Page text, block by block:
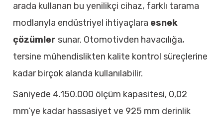
arada kullanan bu yenilikçi cihaz, farklı tarama
modlarıyla endüstriyel ihtiyaçlara esnek
çözümler sunar. Otomotivden havacılığa,
tersine mühendislikten kalite kontrol süreçlerine
kadar birçok alanda kullanılabilir.
Saniyede 4.150.000 ölçüm kapasitesi, 0,02
mm’ye kadar hassasiyet ve 925 mm derinlik